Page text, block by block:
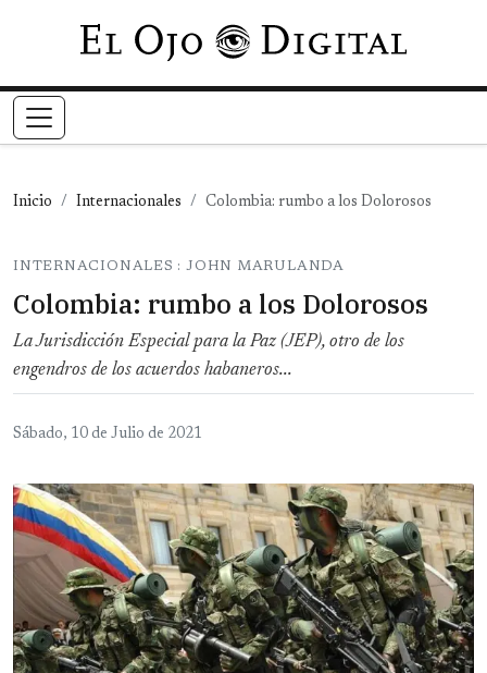
Pasar al contenido principal
Inicio Internacionales Colombia: rumbo a los Dolorosos
INTERNACIONALES : JOHN MARULANDA
Colombia: rumbo a los Dolorosos
La Jurisdicción Especial para la Paz (JEP), otro de los
engendros de los acuerdos habaneros...
Sábado, 10 de Julio de 2021